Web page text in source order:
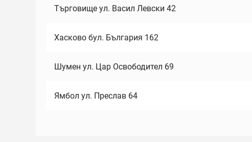
Търговище ул. Васил Левски 42
Хасково бул. България 162
Шумен ул. Цар Освободител 69
Ямбол ул. Преслав 64